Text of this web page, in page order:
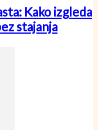
Kako izgleda
stajanja